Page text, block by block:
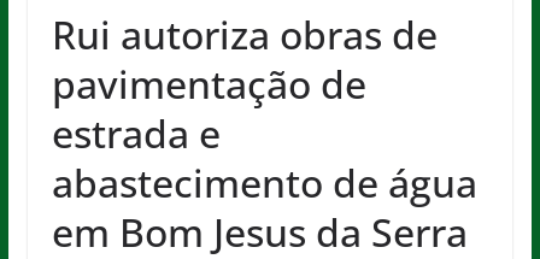
Rui autoriza obras de
pavimentação de
estrada e
abastecimento de água
em Bom Jesus da Serra